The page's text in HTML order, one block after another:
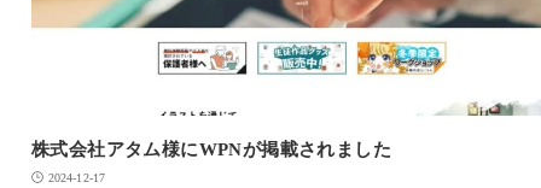
株式会社アタム様にWPNが掲載されました
2024-12-17